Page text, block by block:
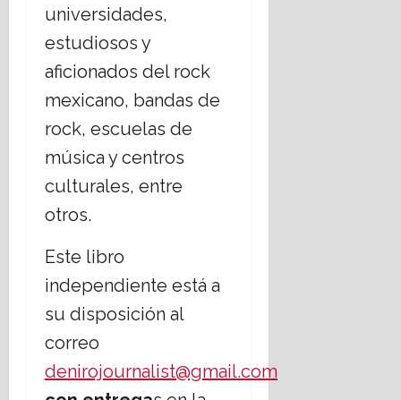
universidades,
estudiosos y
aficionados del rock
mexicano, bandas de
rock, escuelas de
música y centros
culturales, entre
otros.
Este libro
independiente está a
su disposición al
correo
denirojournalist@gmail.com